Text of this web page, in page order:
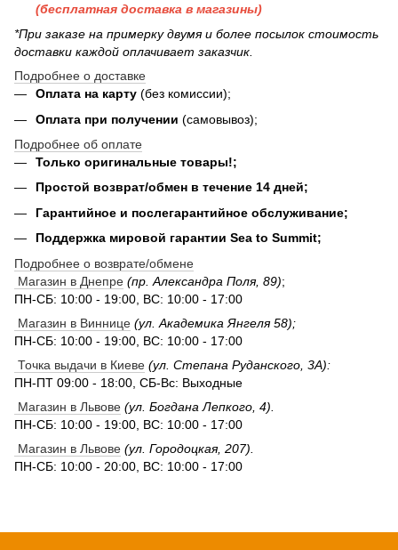
(бесплатная доставка в магазины)
*При заказе на примерку двумя и более посылок стоимость
доставки каждой оплачивает заказчик.
Подробнее о доставке
Оплата на карту (без комиссии);
Оплата при получении (самовывоз);
Подробнее об оплате
Только оригинальные товары!;
Простой возврат/обмен в течение 14 дней;
Гарантийное и послегарантийное обслуживание;
Поддержка мировой гарантии Sea to Summit;
Подробнее о возврате/обмене
Магазин в Днепре (пр. Александра Поля, 89);
ПН-СБ: 10:00 - 19:00, ВС: 10:00 - 17:00
Магазин в Виннице (ул. Академика Янгеля 58);
ПН-СБ: 10:00 - 19:00, ВС: 10:00 - 17:00
Точка выдачи в Киеве (ул. Степана Руданского, 3А):
ПН-ПТ 09:00 - 18:00, СБ-Вс: Выходные
Магазин в Львове (ул. Богдана Лепкого, 4).
ПН-СБ: 10:00 - 19:00, ВС: 10:00 - 17:00
Магазин в Львове (ул. Городоцкая, 207).
ПН-СБ: 10:00 - 20:00, ВС: 10:00 - 17:00